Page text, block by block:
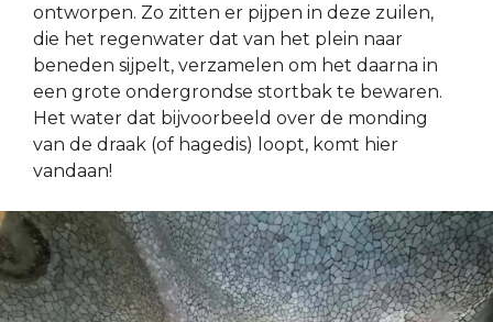
ontworpen. Zo zitten er pijpen in deze zuilen,
die het regenwater dat van het plein naar
beneden sijpelt, verzamelen om het daarna in
een grote ondergrondse stortbak te bewaren.
Het water dat bijvoorbeeld over de monding
van de draak (of hagedis) loopt, komt hier
vandaan!